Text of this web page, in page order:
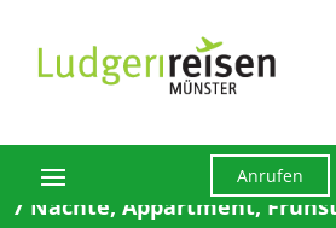
Anrufen
7 Nächte, Appartment,